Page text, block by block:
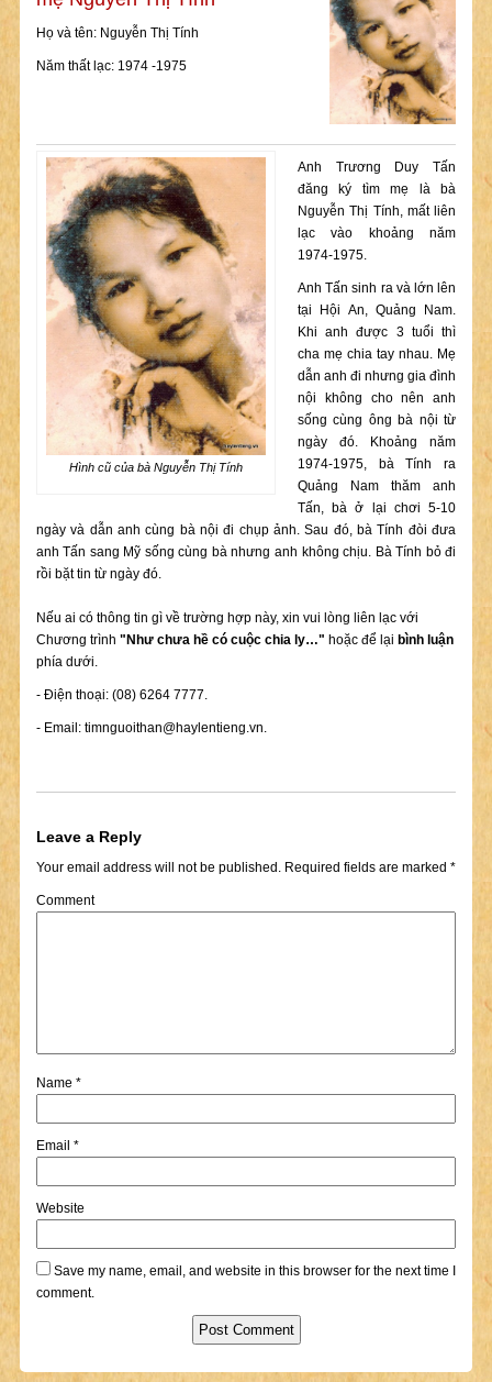
Họ và tên: Nguyễn Thị Tính
Năm thất lạc: 1974 -1975
Hình cũ của bà Nguyễn Thị Tính
Anh Trương Duy Tấn
đăng ký tìm mẹ là bà
Nguyễn Thị Tính, mất liên
lạc vào khoảng năm
1974-1975.
Anh Tấn sinh ra và lớn lên
tại Hội An, Quảng Nam.
Khi anh được 3 tuổi thì
cha mẹ chia tay nhau. Mẹ
dẫn anh đi nhưng gia đình
nội không cho nên anh
sống cùng ông bà nội từ
ngày đó. Khoảng năm
1974-1975, bà Tính ra
Quảng Nam thăm anh
Tấn, bà ở lại chơi 5-10
ngày và dẫn anh cùng bà nội đi chụp ảnh. Sau đó, bà Tính đòi đưa
anh Tấn sang Mỹ sống cùng bà nhưng anh không chịu. Bà Tính bỏ đi
rồi bặt tin từ ngày đó.
Nếu ai có thông tin gì về trường hợp này, xin vui lòng liên lạc với
Chương trình "Như chưa hề có cuộc chia ly…" hoặc để lại bình luận
phía dưới.
- Điện thoại: (08) 6264 7777.
- Email: timnguoithan@haylentieng.vn.
Leave a Reply
Your email address will not be published.Required fields are marked *
Comment
Name *
Email *
Website
Save my name, email, and website in this browser for the next time I
comment.